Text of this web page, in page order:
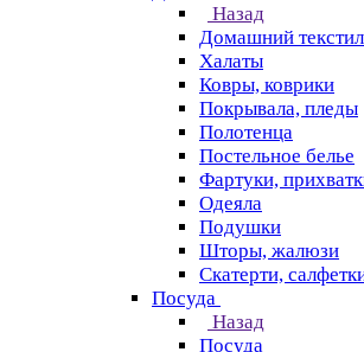
Назад
Домашний
Халаты
Ковры, коврики
Покрывала, пледы
Полотенца
Постельное белье
Фартуки,
Одеяла
Подушки
Шторы, жалюзи
Скатерти,
Посуда
Назад
Посуда